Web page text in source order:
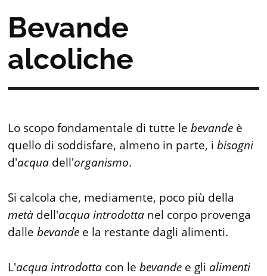
Bevande
alcoliche
Lo scopo fondamentale di tutte lebevande è
quello di soddisfare, almeno in parte, ibisogni
d'acqua dell'organismo.
Si calcola che, mediamente, poco più della
metà dell'acqua introdotta nel corpo provenga
dallebevande e la restante dagli alimenti.
L'acqua introdotta con lebevande e gli alimenti